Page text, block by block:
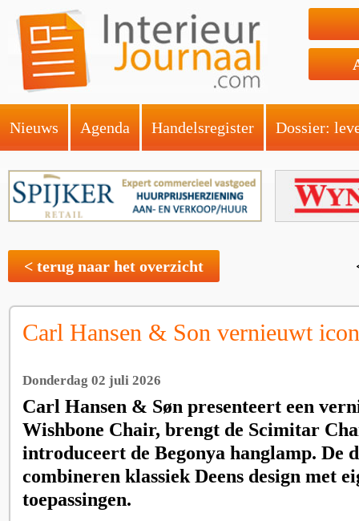
Nieuws Agenda Handelsregister Dossier:
< terug naar het overzicht
Carl Hansen & Son vernieuwt
Donderdag 02 juli 2026
Carl Hansen & Søn presenteert een
Wishbone Chair, brengt de Scimitar
introduceert de Begonya hanglamp. De
combineren klassiek Deens design met
toepassingen.